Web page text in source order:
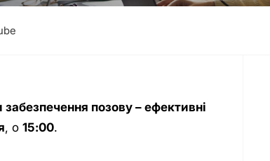
позову – ефективні
, о 15:00.